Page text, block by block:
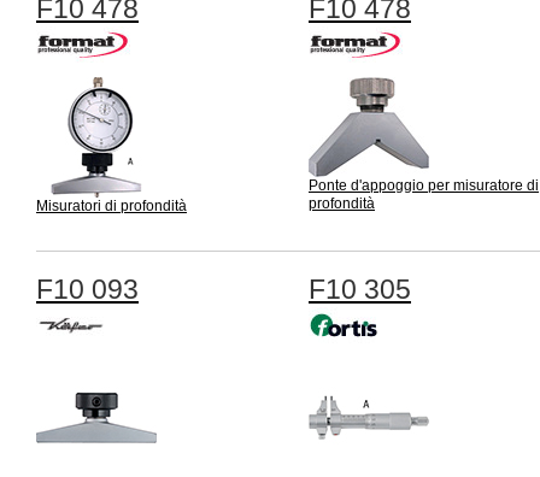
F10 478
Misuratori di profondità
F10 478
Ponte d'appoggio per misuratore di
profondità
F10 093 F10 305